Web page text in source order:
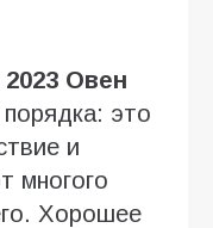
Овен
это
и
многого
Хорошее